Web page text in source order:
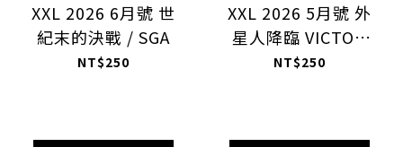
XXL 2026 6月號 世
紀末的決戰 / SGA
NT$250
XXL 2026 5月號 外
星人降臨 VICTOR
WEMBANYAMA
NT$250